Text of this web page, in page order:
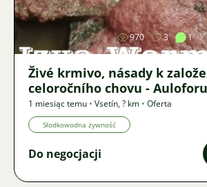
970 3 1
Živé krmivo, násady k
celoročního chovu -
Grindal, Roupice, Moina,
1 miesiąc temu • Vsetín,? km • Oferta
Słodkowodna żywność
Do negocjacji